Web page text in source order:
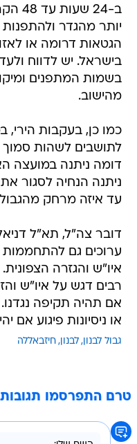
ב-24
יותר מהגדר
הגטאות דרומה או
בישראל. יש לדווח
בשמות המתפנים
מהישוב.
כמו כן, בעקבות הירי,
לתושבים לשהות סמוך
דומה ניתנה במועצה
ניתנה הנחיה לסגור
עד איזה מרחק
דובר צה"ל, תא"ל
ערוכים גם להתחממות
איו"ש והגזרה
רבים דגש על איו"ש
אם תהיה תקיפה
או ניסיונות פיגוע אם
גבול לבנון לבנון חיזבאללה
טרם התפרסמו תגובות